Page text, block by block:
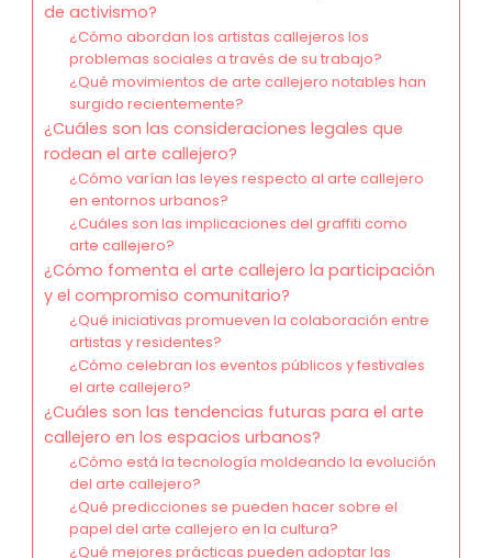
de activismo?
¿Cómo abordan los artistas callejeros los
problemas sociales a través de su trabajo?
¿Qué movimientos de arte callejero notables han
surgido recientemente?
¿Cuáles son las consideraciones legales que
rodean el arte callejero?
¿Cómo varían las leyes respecto al arte callejero
en entornos urbanos?
¿Cuáles son las implicaciones del graffiti como
arte callejero?
¿Cómo fomenta el arte callejero la participación
y el compromiso comunitario?
¿Qué iniciativas promueven la colaboración entre
artistas y residentes?
¿Cómo celebran los eventos públicos y festivales
el arte callejero?
¿Cuáles son las tendencias futuras para el arte
callejero en los espacios urbanos?
¿Cómo está la tecnología moldeando la evolución
del arte callejero?
¿Qué predicciones se pueden hacer sobre el
papel del arte callejero en la cultura?
¿Qué mejores prácticas pueden adoptar las